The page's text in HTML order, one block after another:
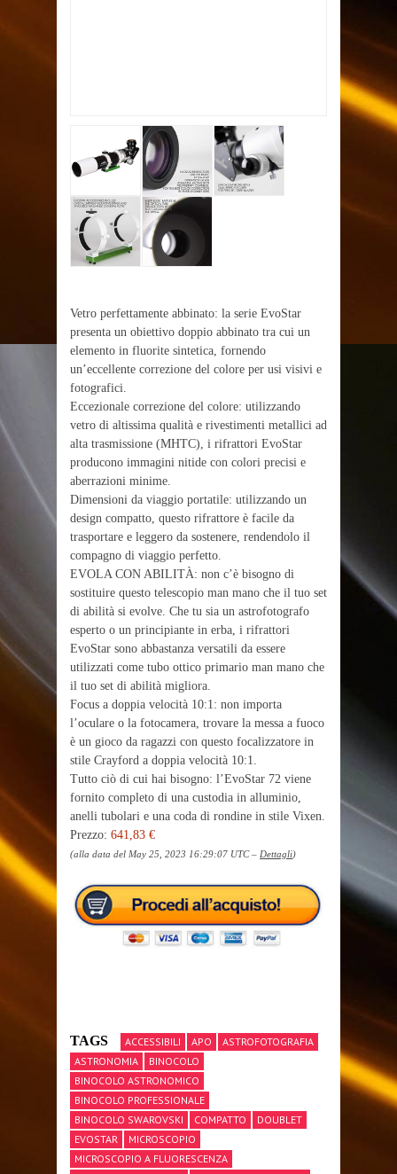
Vetro perfettamente abbinato: la serie EvoStar
presenta un obiettivo doppio abbinato tra cui un
elemento in fluorite sintetica, fornendo
un’eccellente correzione del colore per usi visivi e
fotografici.
Eccezionale correzione del colore: utilizzando
vetro di altissima qualità e rivestimenti metallici ad
alta trasmissione (MHTC), i rifrattori EvoStar
producono immagini nitide con colori precisi e
aberrazioni minime.
Dimensioni da viaggio portatile: utilizzando un
design compatto, questo rifrattore è facile da
trasportare e leggero da sostenere, rendendolo il
compagno di viaggio perfetto.
EVOLA CON ABILITÀ: non c’è bisogno di
sostituire questo telescopio man mano che il tuo set
di abilità si evolve. Che tu sia un astrofotografo
esperto o un principiante in erba, i rifrattori
EvoStar sono abbastanza versatili da essere
utilizzati come tubo ottico primario man mano che
il tuo set di abilità migliora.
Focus a doppia velocità 10:1: non importa
l’oculare o la fotocamera, trovare la messa a fuoco
è un gioco da ragazzi con questo focalizzatore in
stile Crayford a doppia velocità 10:1.
Tutto ciò di cui hai bisogno: l’EvoStar 72 viene
fornito completo di una custodia in alluminio,
anelli tubolari e una coda di rondine in stile Vixen.
Prezzo: 641,83 €
(alla data del May 25, 2023 16:29:07 UTC – Dettagli)
TAGS ACCESSIBILI APO
ASTROFOTOGRAFIA
ASTRONOMIA
BINOCOLO
BINOCOLO ASTRONOMICO
BINOCOLO PROFESSIONALE
BINOCOLO SWAROVSKI
COMPATTO
DOUBLET
EVOSTAR
MICROSCOPIO
MICROSCOPIO A FLUORESCENZA